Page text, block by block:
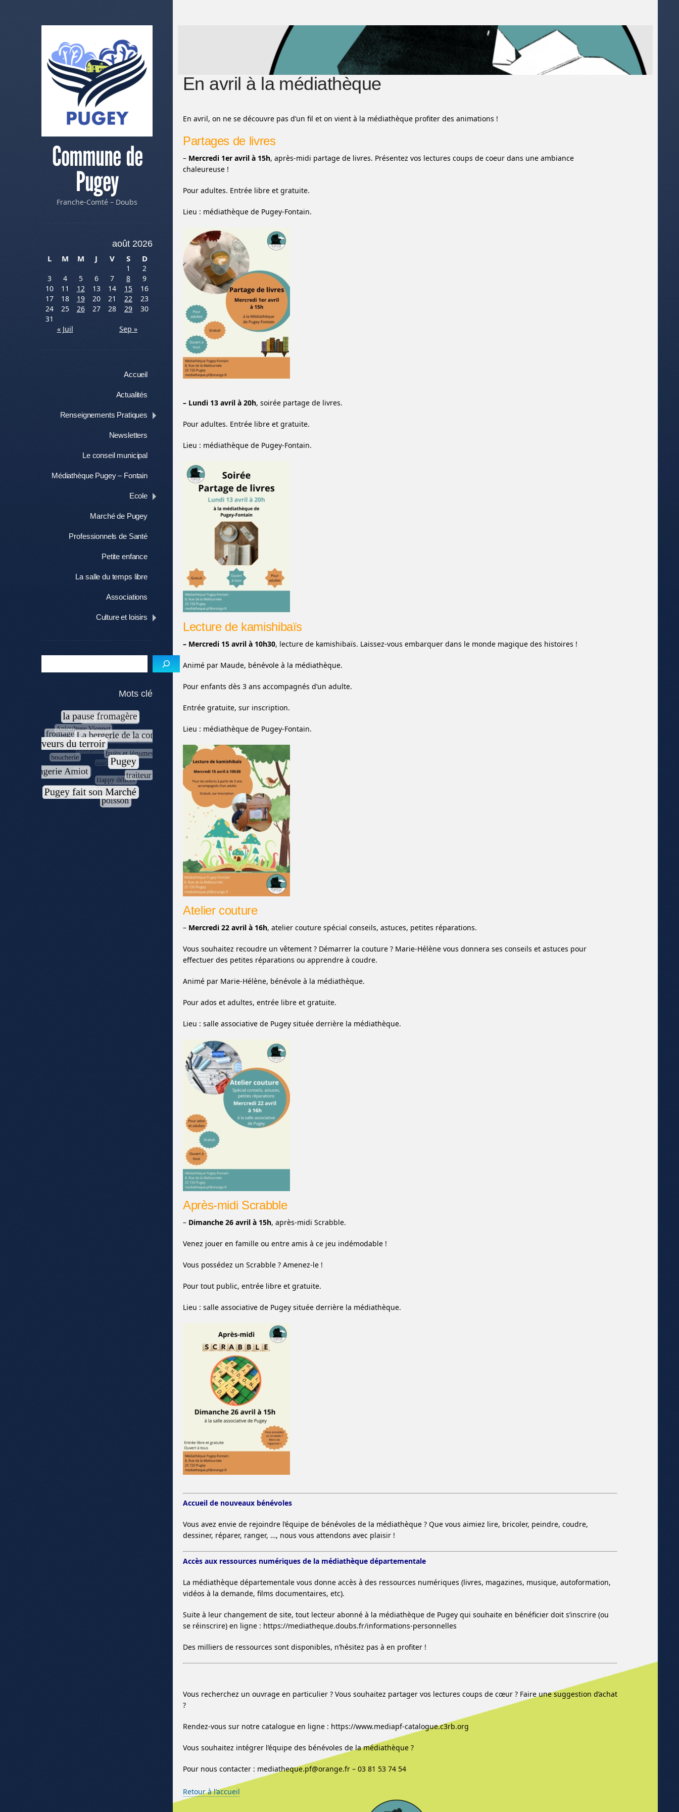
Commune de
Pugey
Franche-Comté – Doubs
août 2026
L
M M J V S D
1
2
3
4 5 6 7 8
9
10
11 12 13 14 15
16
17
18 19 20 21 22
23
24
25 26 27 28 29
30
31
« Juil
Sep »
Accueil
Actualités
Renseignements Pratiques
Newsletters
Le conseil municipal
Médiathèque Pugey – Fontain
Ecole
Marché de Pugey
Professionnels de Santé
Petite enfance
La salle du temps libre
Associations
Culture et loisirs
En avril à la médiathèque
En avril, on ne se découvre pas d’un fil et on vient à la médiathèque profiter des animations !
Partages de livres
– Mercredi 1er avril à 15h, après-midi partage de livres. Présentez vos lectures coups de coeur dans une ambiance
chaleureuse !
Pour adultes. Entrée libre et gratuite.
Lieu : médiathèque de Pugey-Fontain.
– Lundi 13 avril à 20h, soirée partage de livres.
Pour adultes. Entrée libre et gratuite.
Lieu : médiathèque de Pugey-Fontain.
Lecture de kamishibaïs
– Mercredi 15 avril à 10h30, lecture de kamishibaïs. Laissez-vous embarquer dans le monde magique des histoires !
Animé par Maude, bénévole à la médiathèque.
Pour enfants dès 3 ans accompagnés d’un adulte.
Entrée gratuite, sur inscription.
Lieu : médiathèque de Pugey-Fontain.
Atelier couture
– Mercredi 22 avril à 16h, atelier couture spécial conseils, astuces, petites réparations.
Vous souhaitez recoudre un vêtement ? Démarrer la couture ? Marie-Hélène vous donnera ses conseils et astuces pour
effectuer des petites réparations ou apprendre à coudre.
Animé par Marie-Hélène, bénévole à la médiathèque.
Pour ados et adultes, entrée libre et gratuite.
Lieu : salle associative de Pugey située derrière la médiathèque.
Après-midi Scrabble
– Dimanche 26 avril à 15h, après-midi Scrabble.
Venez jouer en famille ou entre amis à ce jeu indémodable !
Vous possédez un Scrabble ? Amenez-le !
Pour tout public, entrée libre et gratuite.
Lieu : salle associative de Pugey située derrière la médiathèque.
Accueil de nouveaux bénévoles
Vous avez envie de rejoindre l’équipe de bénévoles de la médiathèque ? Que vous aimiez lire, bricoler, peindre, coudre,
dessiner, réparer, ranger, …, nous vous attendons avec plaisir !
Accès aux ressources numériques de la médiathèque départementale
La médiathèque départementale vous donne accès à des ressources numériques (livres, magazines, musique, autoformation,
vidéos à la demande, films documentaires, etc).
Suite à leur changement de site, tout lecteur abonné à la médiathèque de Pugey qui souhaite en bénéficier doit s’inscrire (ou
se réinscrire) en ligne : https://mediatheque.doubs.fr/informations-personnelles
Des milliers de ressources sont disponibles, n’hésitez pas à en profiter !
Vous recherchez un ouvrage en particulier ? Vous souhaitez partager vos lectures coups de cœur ? Faire une suggestion d’achat
?
Rendez-vous sur notre catalogue en ligne : https://www.mediapf-catalogue.c3rb.org
Vous souhaitez intégrer l’équipe des bénévoles de la médiathèque ?
Pour nous contacter : mediatheque.pf@orange.fr – 03 81 53 74 54
Retour à l’accueil
Mots clé